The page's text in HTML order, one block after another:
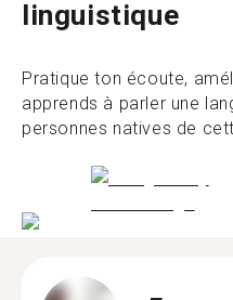
linguistique
Pratique ton écoute,
apprends à parler une
personnes natives de